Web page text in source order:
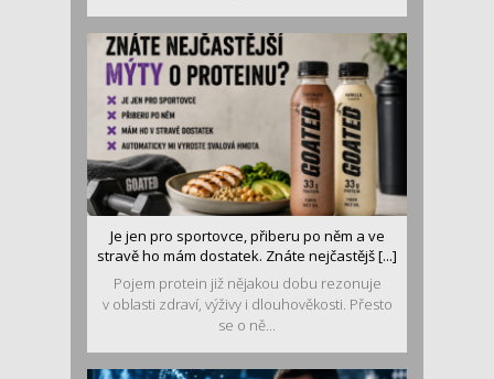
Je jen pro sportovce, přiberu po něm a ve
stravě ho mám dostatek. Znáte nejčastějš [...]
Pojem protein již nějakou dobu rezonuje
v oblasti zdraví, výživy i dlouhověkosti. Přesto
se o ně...